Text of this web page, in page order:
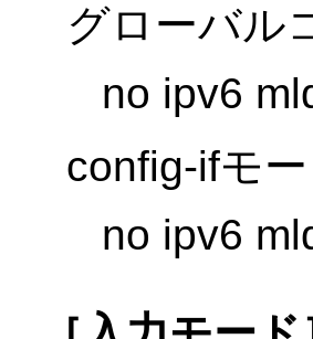
グローバル
no ipv6
config-ifモ
no ipv6